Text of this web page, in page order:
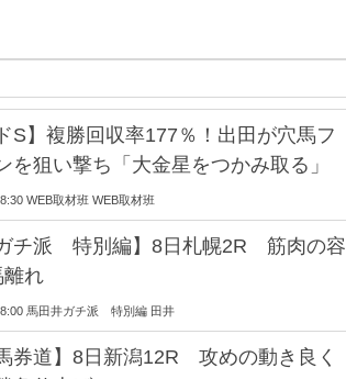
S】複勝回収率177％！出田が穴馬フ
を狙い撃ち「大金星をつかみ取る」
WEB取材班 WEB取材班
ガチ派 特別編】8日札幌2R 筋肉の容
離れ
馬田井ガチ派 特別編 田井
券道】8日新潟12R 攻めの動き良く